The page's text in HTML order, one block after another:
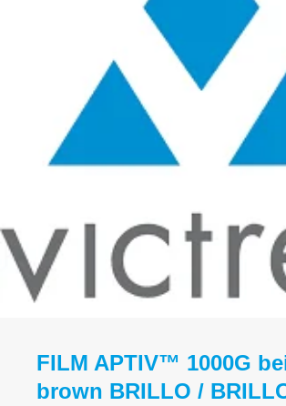
FILM APTIV™ 1000G
brown BRILLO /